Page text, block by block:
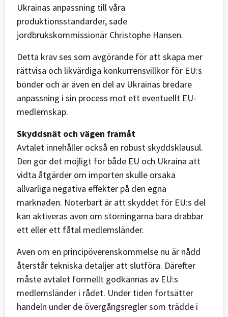
Ukrainas anpassning till våra
produktionsstandarder, sade
jordbrukskommissionär Christophe Hansen.
Detta krav ses som avgörande för att skapa mer
rättvisa och likvärdiga konkurrensvillkor för EU:s
bönder och är även en del av Ukrainas bredare
anpassning i sin process mot ett eventuellt EU-
medlemskap.
Skyddsnät och vägen framåt
Avtalet innehåller också en robust skyddsklausul.
Den gör det möjligt för både EU och Ukraina att
vidta åtgärder om importen skulle orsaka
allvarliga negativa effekter på den egna
marknaden. Noterbart är att skyddet för EU:s del
kan aktiveras även om störningarna bara drabbar
ett eller ett fåtal medlemsländer.
Även om en principöverenskommelse nu är nådd
återstår tekniska detaljer att slutföra. Därefter
måste avtalet formellt godkännas av EU:s
medlemsländer i rådet. Under tiden fortsätter
handeln under de övergångsregler som trädde i